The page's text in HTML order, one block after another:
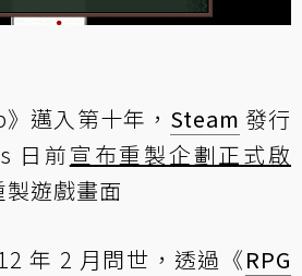
》邁入第十年， Steam 發行
日前宣布重製企劃正式啟
製遊戲畫面
年 2 月問世，透過《RPG